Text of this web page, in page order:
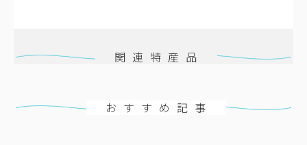
関連特産品
おすすめ記事